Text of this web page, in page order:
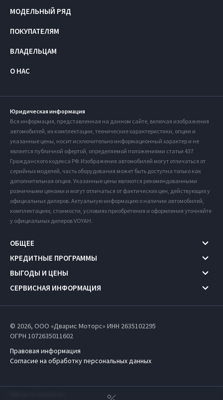
МОДЕЛЬНЫЙ РЯД
ПОКУПАТЕЛЯМ
ВЛАДЕЛЬЦАМ
О НАС
Юридическая информация
Вся информация, представленная на данном сайте, включая изображения
автомобилей, их комплектации, технические характеристики, опции и
указанные цены, носит исключительно информационный характер и не
является публичной офертой, определяемой положениями статьи 437
Гражданского кодекса РФ. Изображения автомобилей могут отличаться от
серийных моделей, часть оборудования может быть доступна только как
дополнительная опция. Указанные цены являются рекомендованными
розничными ценами и могут отличаться от фактических цен, действующих у
официальных дилеров. Актуальную информацию о наличии автомобилей,
комплектациях, стоимости, условиях приобретения и оформления уточняйте
у официальных дилеров VOYAH.
ОБЩЕЕ
КРЕДИТНЫЕ ПРОГРАММЫ
ВЫГОДЫ И ЦЕНЫ
СЕРВИСНАЯ ИНФОРМАЦИЯ
© 2026, ООО «Дварис Моторс» ИНН 2635102295
ОГРН 1072635011602
Правовая информация
Согласие на обработку персональных данных